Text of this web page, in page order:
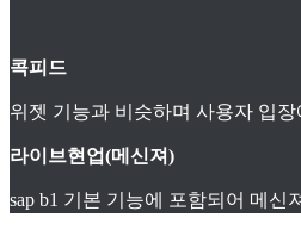
콕피드
위젯 기능과 비슷하며 사용자 입
라이브현업(메신져)
sap b1 기본 기능에 포함되어 메